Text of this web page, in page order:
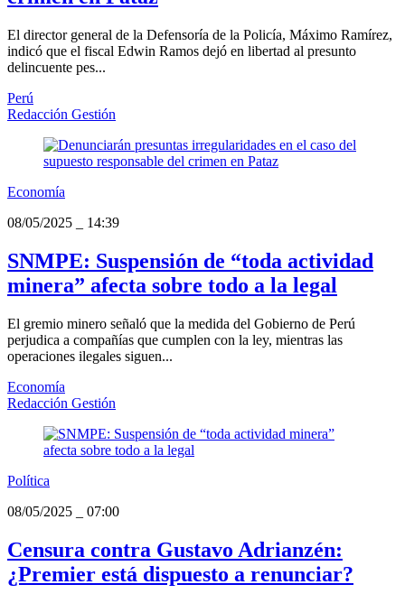
El director general de la Defensoría de la Policía, Máximo Ramírez,
indicó que el fiscal Edwin Ramos dejó en libertad al presunto
delincuente pes...
Perú
Redacción Gestión
Economía
08/05/2025
14:39
SNMPE: Suspensión de “toda actividad
minera” afecta sobre todo a la legal
El gremio minero señaló que la medida del Gobierno de Perú
perjudica a compañías que cumplen con la ley, mientras las
operaciones ilegales siguen...
Economía
Redacción Gestión
Política
08/05/2025
07:00
Censura contra Gustavo Adrianzén:
¿Premier está dispuesto a renunciar?